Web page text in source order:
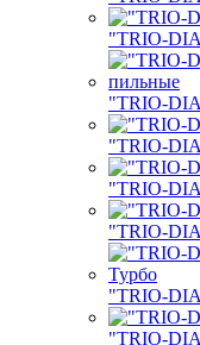
"TRIO-
"TRIO-
"TRIO-
"TRIO-
"TRIO-
"TRIO-
"TRIO-